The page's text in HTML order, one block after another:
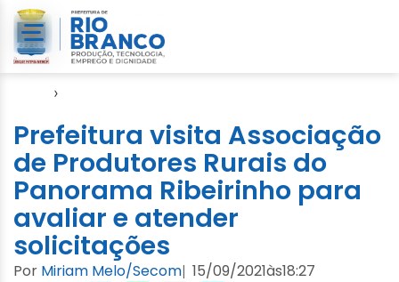
›
Prefeitura visita Associação
de Produtores Rurais do
Panorama Ribeirinho para
avaliar e atender
solicitações
Por Miriam Melo/Secom| 15/09/2021às18:27